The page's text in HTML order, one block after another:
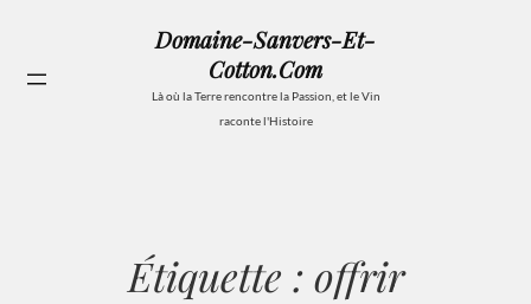
contenu
Domaine-Sanvers-Et-
Cotton.com
Là où la Terre rencontre la Passion, et le Vin
raconte l'Histoire
Étiquette : offrir